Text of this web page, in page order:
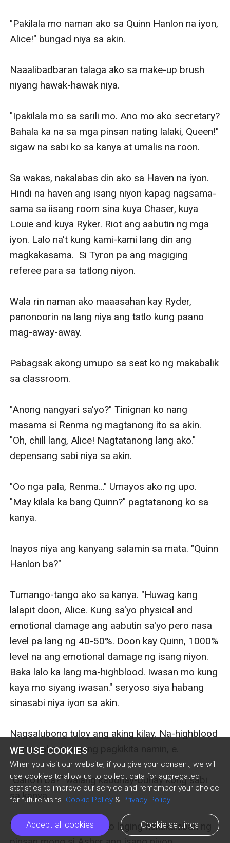
WE USE COOKIES
When you visit our website, if you give your consent, we will
use cookies to allow us to collect data for aggregated
statistics to improve our service and remember your choice
for future visits. Cookie Policy & Privacy Policy
Accept all cookies Cookie settings
"Pakilala mo naman ako sa Quinn Hanlon na iyon,
Alice!" bungad niya sa akin.
Naaalibadbaran talaga ako sa make-up brush
niyang hawak-hawak niya.
"Ipakilala mo sa sarili mo. Ano mo ako secretary?
Bahala ka na sa mga pinsan nating lalaki, Queen!"
sigaw na sabi ko sa kanya at umalis na roon.
Sa wakas, nakalabas din ako sa Haven na iyon.
Hindi na haven ang isang niyon kapag nagsama-
sama sa iisang room sina kuya Chaser, kuya
Louie and kuya Ryker. Riot ang aabutin ng mga
iyon. Lalo na't kung kami-kami lang din ang
magkakasama.  Si Tyron pa ang magiging
referee para sa tatlong niyon.
Wala rin naman ako maaasahan kay Ryder,
panonoorin na lang niya ang tatlo kung paano
mag-away-away.
Pabagsak akong umupo sa seat ko ng makabalik
sa classroom.
"Anong nangyari sa'yo?" Tinignan ko nang
masama si Renma ng magtanong ito sa akin.
"Oh, chill lang, Alice! Nagtatanong lang ako."
depensang sabi niya sa akin.
"Oo nga pala, Renma..." Umayos ako ng upo.
"May kilala ka bang Quinn?" pagtatanong ko sa
kanya.
Inayos niya ang kanyang salamin sa mata. "Quinn
Hanlon ba?"
Tumango-tango ako sa kanya. "Huwag kang
lalapit doon, Alice. Kung sa'yo physical and
emotional damage ang aabutin sa'yo pero nasa
level pa lang ng 40-50%. Doon kay Quinn, 1000%
level na ang emotional damage ng isang niyon.
Baka lalo ka lang ma-highblood. Iwasan mo kung
kaya mo siyang iwasan." seryoso siya habang
sinasabi niya iyon sa akin.
Nagsalubong tuloy ang aking kilay. Na-highblood
na nga ako sa unang pagkikita namin, e.
"Gano'n ba?" walang kabuhay-buhay kong sabi
sa kanya.
"Oo gano'n nga! Alam ko laging nakakalaban ng